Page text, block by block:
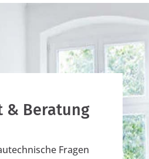
& Beratung
Fragen